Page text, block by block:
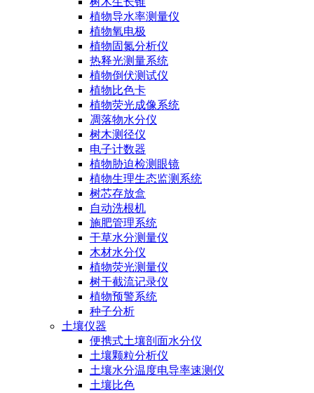
植物导水率测量仪
植物氧电极
植物固氮分析仪
热释光测量系统
植物倒伏测试仪
植物比色卡
植物荧光成像系统
凋落物水分仪
树木测径仪
电子计数器
植物胁迫检测眼镜
植物生理生态监测系统
树芯存放盒
自动洗根机
施肥管理系统
干草水分测量仪
木材水分仪
植物荧光测量仪
树干截流记录仪
植物预警系统
种子分析
土壤仪器
便携式土壤剖面水分仪
土壤颗粒分析仪
土壤水分温度电导率速测仪
土壤比色